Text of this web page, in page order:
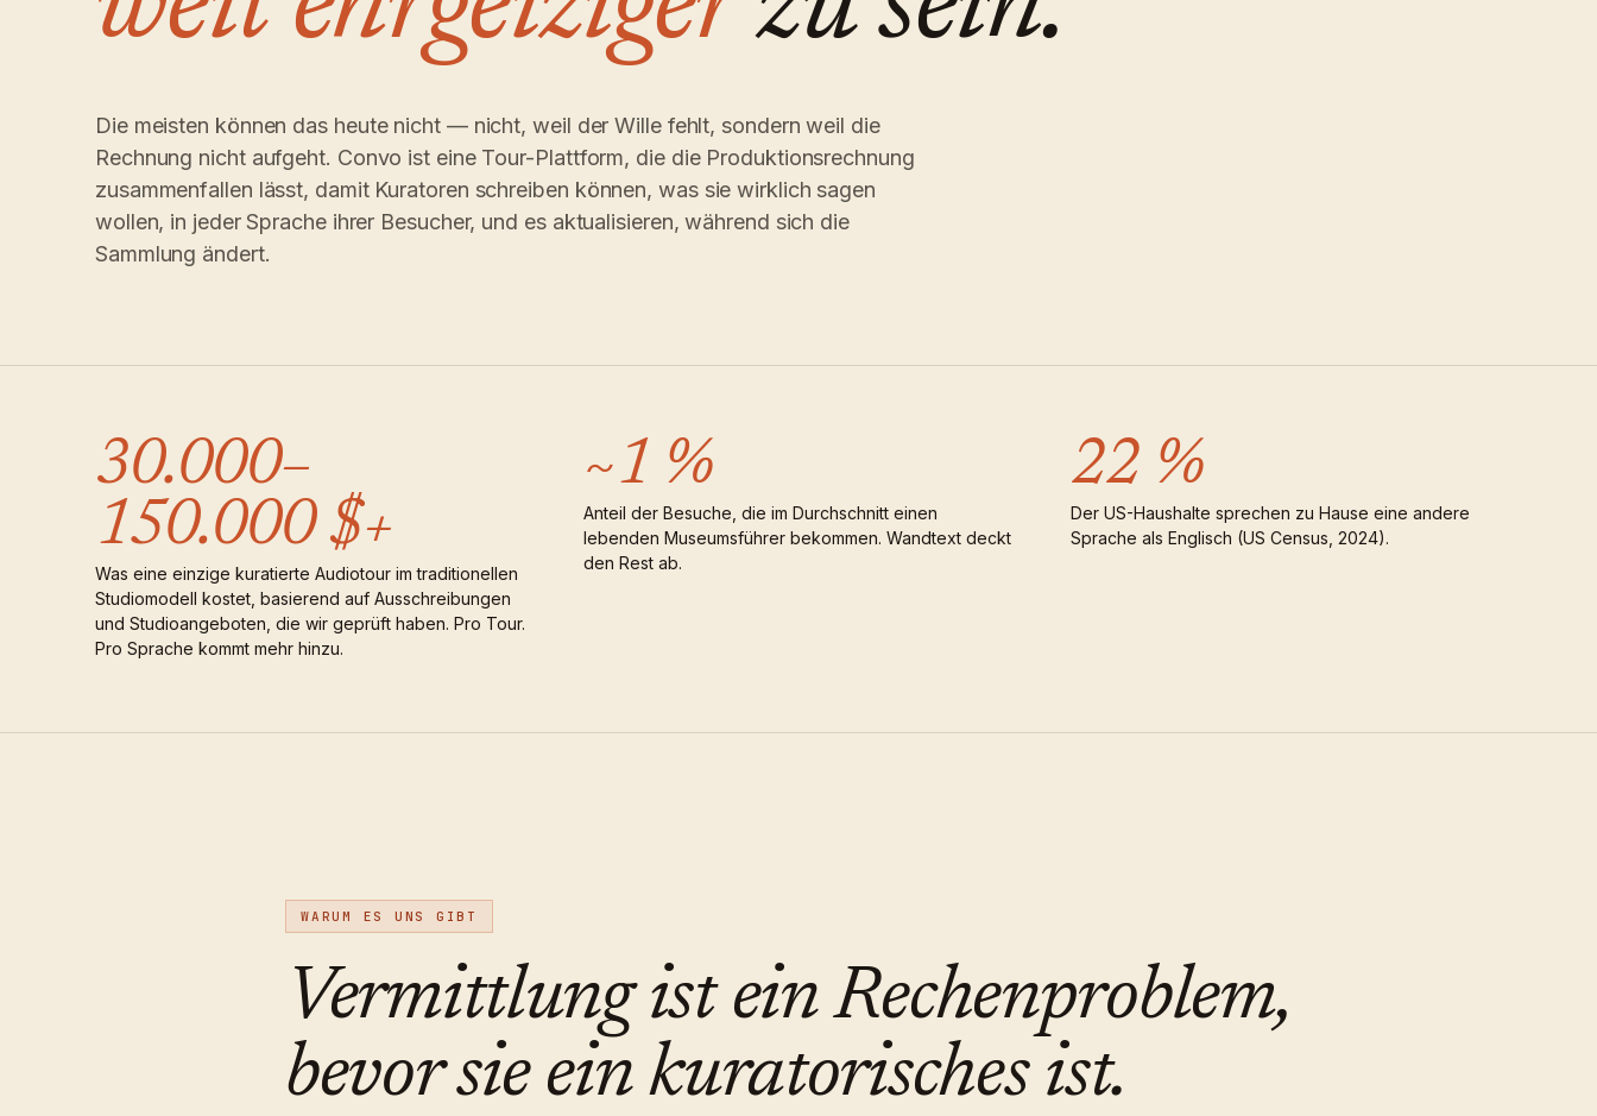
Die meisten können das heute nicht — nicht, weil der Wille fehlt, sondern weil die
Rechnung nicht aufgeht. Convo ist eine Tour-Plattform, die die Produktionsrechnung
zusammenfallen lässt, damit Kuratoren schreiben können, was sie wirklich sagen
wollen, in jeder Sprache ihrer Besucher, und es aktualisieren, während sich die
Sammlung ändert.
30.000–
150.000 $+
Was eine einzige kuratierte Audiotour im traditionellen
Studiomodell kostet, basierend auf Ausschreibungen
und Studioangeboten, die wir geprüft haben. Pro Tour.
Pro Sprache kommt mehr hinzu.
~1 %
Anteil der Besuche, die im Durchschnitt einen
lebenden Museumsführer bekommen. Wandtext deckt
den Rest ab.
22 %
Der US-Haushalte sprechen zu Hause eine andere
Sprache als Englisch (US Census, 2024).
WARUM ES UNS GIBT
Vermittlung ist ein Rechenproblem,
bevor sie ein kuratorisches ist.